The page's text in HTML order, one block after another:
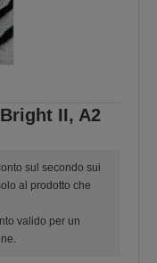
II, A2
sul secondo sui
al prodotto che
valido per un